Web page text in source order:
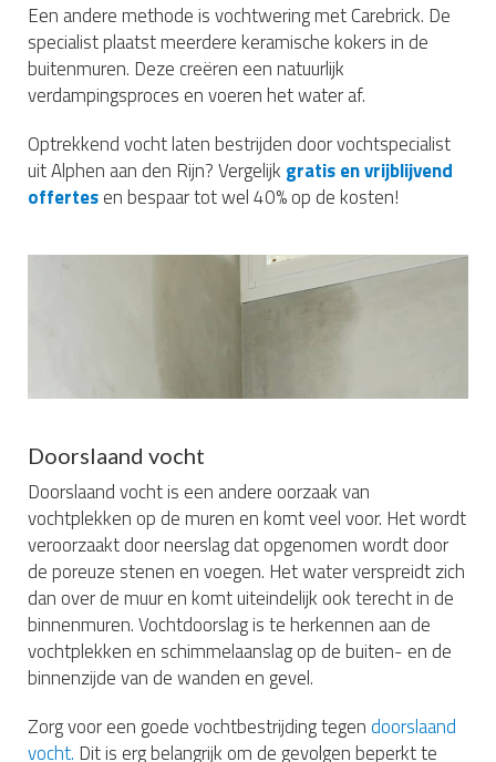
Een andere methode is vochtwering met Carebrick. De
specialist plaatst meerdere keramische kokers in de
buitenmuren. Deze creëren een natuurlijk
verdampingsproces en voeren het water af.
Optrekkend vocht laten bestrijden door vochtspecialist
uit Alphen aan den Rijn? Vergelijk gratis en vrijblijvend
offertesen bespaar tot wel 40% op de kosten!
Doorslaand vocht
Doorslaand vocht is een andere oorzaak van
vochtplekken op de muren en komt veel voor. Het wordt
veroorzaakt door neerslag dat opgenomen wordt door
de poreuze stenen en voegen. Het water verspreidt zich
dan over de muur en komt uiteindelijk ook terecht in de
binnenmuren. Vochtdoorslag is te herkennen aan de
vochtplekken en schimmelaanslag op de buiten- en de
binnenzijde van de wanden en gevel.
Zorg voor een goede vochtbestrijding tegendoorslaand
vocht. Dit is erg belangrijk om de gevolgen beperkt te